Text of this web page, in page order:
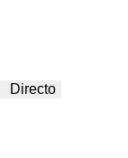
Directo